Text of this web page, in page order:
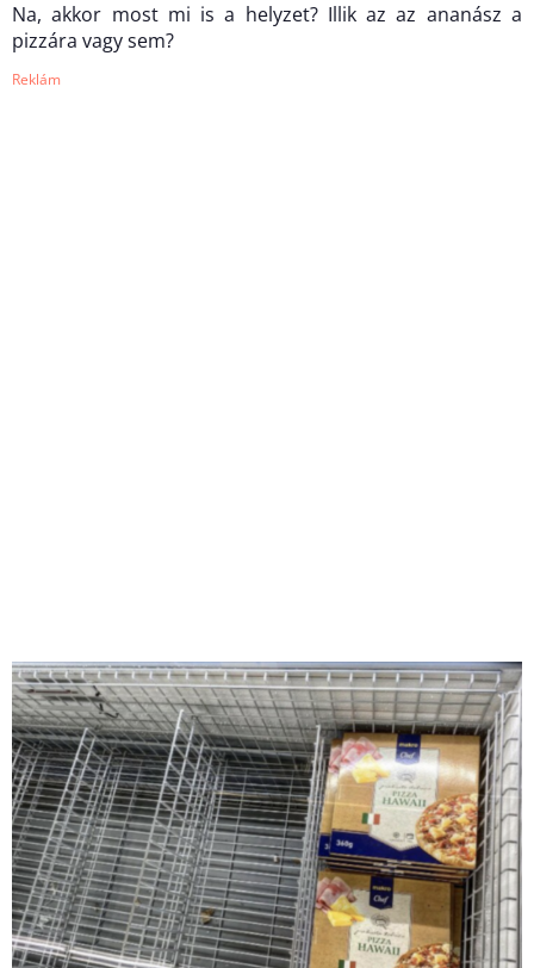
Na, akkor most mi is a helyzet? Illik az az ananász a
pizzára vagy sem?
Reklám